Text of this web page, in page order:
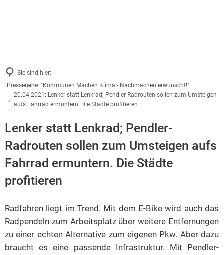
Sie sind hier:
Pressereihe: "Kommunen Machen Klima - Nachmachen erwünscht!"
20.04.2021: Lenker statt Lenkrad; Pendler-Radrouten sollen zum Umsteigen
aufs Fahrrad ermuntern. Die Städte profitieren
Lenker statt Lenkrad; Pendler-
Radrouten sollen zum Umsteigen aufs
Fahrrad ermuntern. Die Städte
profitieren
Radfahren liegt im Trend. Mit dem E-Bike wird auch das
Radpendeln zum Arbeitsplatz über weitere Entfernungen
zu einer echten Alternative zum eigenen Pkw. Aber dazu
braucht es eine passende Infrastruktur. Mit Pendler-